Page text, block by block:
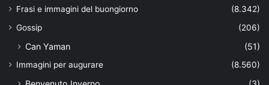
Frasi e immagini del buongiorno
(8.342)
Gossip
(206)
Can Yaman (51)
Immagini per augurare (8.560)